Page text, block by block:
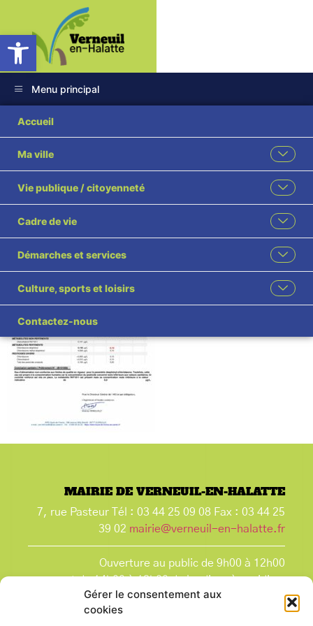
Ouvrir la barre d’outils
Gérer le consentement aux
cookies
Menu principal
Accueil
Ma ville
Vie publique / citoyenneté
Cadre de vie
Démarches et services
Culture, sports et loisirs
Contactez-nous
Bulletin Analyse
prélevé le 27 05
2024
MAIRIE DE VERNEUIL-EN-HALATTE
7, rue Pasteur Tél : 03 44 25 09 08 Fax : 03 44 25
39 02 mairie@verneuil-en-halatte.fr
Ouverture au public de 9h00 à 12h00
et de 14h00 à 18h00 du lundi après-midi au
vendredi,
et le samedi de 9h00 à 12h00.